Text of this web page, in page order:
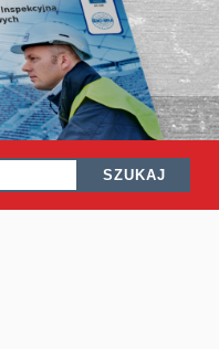
SZUKAJ